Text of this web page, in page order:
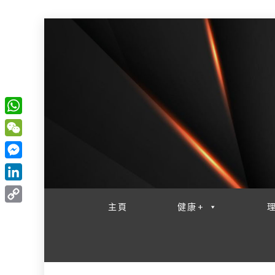
主頁 健康+
W
h
a
t
s
W
e
C
h
M
e
s
L
i